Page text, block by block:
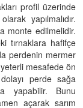
profil üzerinde
yapılmalıdır.
monte edilmelidir.
tırnaklara hafifçe
perdenin mermer
mesafede ön
dolayı perde sağa
yapabilir. Bunu
açarak sarım